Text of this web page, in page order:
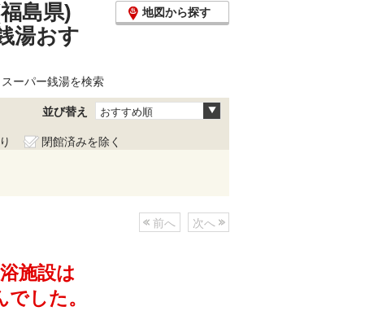
島県)
湯おす
地図から探す
ーパー銭湯を検索
並び替え おすすめ順
閉館済みを除く
前へ 次へ
施設は
した。